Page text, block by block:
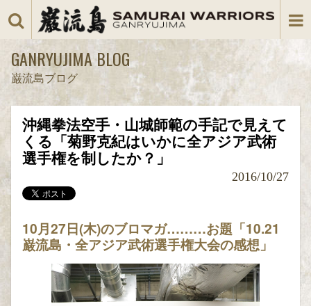
GANRYUJIMA BLOG
巌流島ブログ
沖縄拳法空手・山城師範の手記で見えて
くる「菊野克紀はいかに全アジア武術
選手権を制したか？」
2016/10/27
10月27日(木)のブロマガ………お題「10.21
巌流島・全アジア武術選手権大会の感想」